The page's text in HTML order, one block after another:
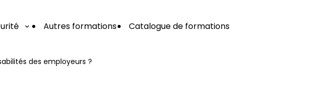
Autres formations Catalogue de formations
des employeurs ?